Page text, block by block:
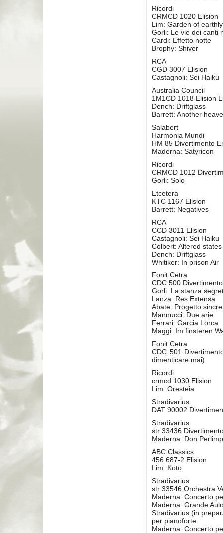
Ricordi
CRMCD 1020 Elision
Lim: Garden of
Gorli: Le vie dei canti
Cardi: Effetto notte
Brophy: Shiver
RCA
CGD 3007 Elision
Castagnoli: Sei Haiku
Australia Council
1M1CD 1018 Elision
Dench: Driftglass
Barrett: Another
Salabert
Harmonia Mundi
HM 85 Divertimento
Maderna: Satyricon
Ricordi
CRMCD 1012
Gorli: Solo
Etcetera
KTC 1167 Elision
Barrett: Negatives
RCA
CCD 3011 Elision
Castagnoli: Sei Haiku
Colbert: Altered states
Dench: Driftglass
Whitiker: In prison Air
Fonit Cetra
CDC 500
Gorli: La stanza
Lanza: Res Extensa
Abate: Progetto
Mannucci: Due arie
Ferrari: Garcia Lorca
Maggi: Im finsteren
Fonit Cetra
CDC 501
dimenticare mai)
Ricordi
crmcd 1030 Elision
Lim: Oresteia
Stradivarius
DAT 90002
Stradivarius
str 33436
Maderna: Don
ABC Classics
456 687-2 Elision
Lim: Koto
Stradivarius
str 33546 Orchestra
Maderna: Concerto
Maderna: Grande
Stradivarius (in
per pianoforte
Maderna: Concerto